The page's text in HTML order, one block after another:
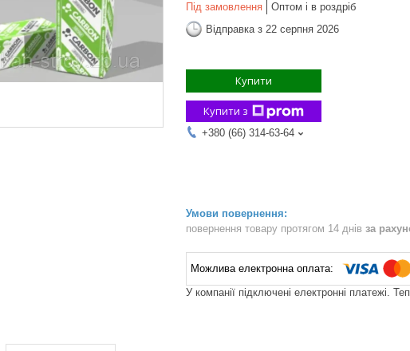
Під замовлення
Оптом і в роздріб
Відправка з 22 серпня 2026
Купити
Купити з
+380 (66) 314-63-64
повернення товару протягом 14 днів за
У компанії підключені електронні платежі.